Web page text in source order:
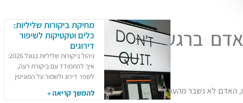
ברגעי
האדם לא נשבר מהעומס
מחיקת ביקורות שליליות:
כלים וטקטיקות לשיפור
דירוגים
ניהול ביקורות שליליות בגוגל 2026:
איך להתמודד עם ביקורת רעה,
לשפר דירוג ולשמור על המוניטין
להמשך קריאה »